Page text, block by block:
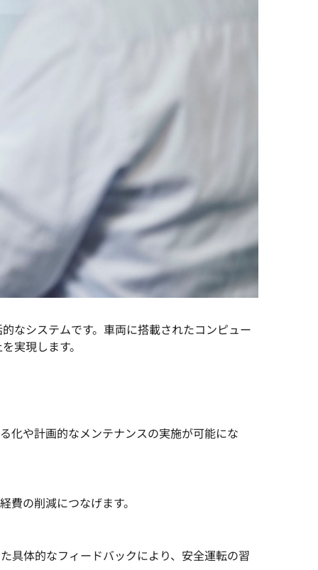
なシステムです。車両に搭載されたコンピュー
実現します。
化や計画的なメンテナンスの実施が可能にな
の削減につなげます。
具体的なフィードバックにより、安全運転の習